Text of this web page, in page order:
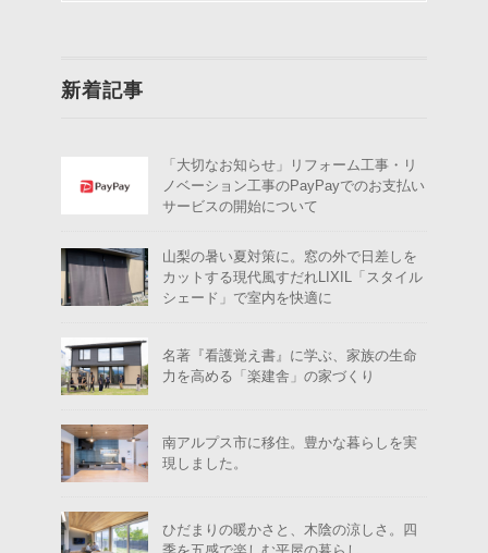
新着記事
「大切なお知らせ」リフォーム工事・リ
ノベーション工事のPayPayでのお支払い
サービスの開始について
山梨の暑い夏対策に。窓の外で日差しを
カットする現代風すだれLIXIL「スタイル
シェード」で室内を快適に
名著『看護覚え書』に学ぶ、家族の生命
力を高める「楽建舎」の家づくり
南アルプス市に移住。豊かな暮らしを実
現しました。
ひだまりの暖かさと、木陰の涼しさ。四